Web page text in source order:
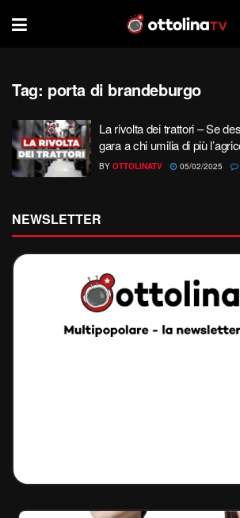
Tag: porta di brandeburgo
La rivolta dei trattori – Se
gara a chi umilia di più
BY OTTOLINATV 05/02/2025
NEWSLETTER